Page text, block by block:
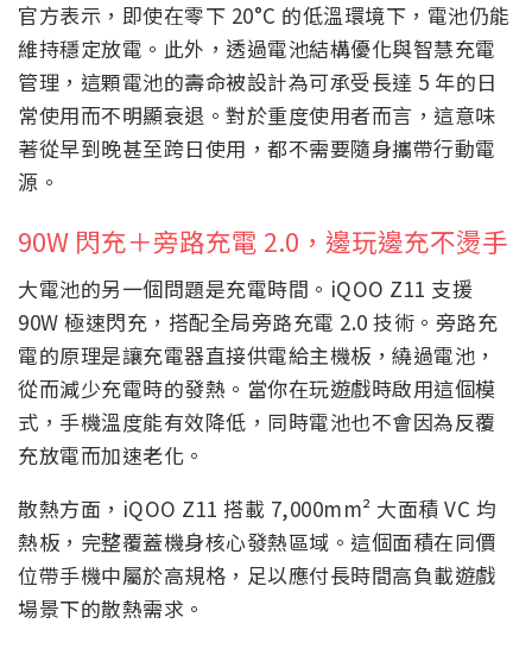
官方表示，即使在零下 20°C 的低溫環境下，電池仍能
維持穩定放電。此外，透過電池結構優化與智慧充電
管理，這顆電池的壽命被設計為可承受長達 5 年的日
常使用而不明顯衰退。對於重度使用者而言，這意味
著從早到晚甚至跨日使用，都不需要隨身攜帶行動電
源。
90W 閃充＋旁路充電 2.0，邊玩邊充不燙手
大電池的另一個問題是充電時間。iQOO Z11 支援
90W 極速閃充，搭配全局旁路充電 2.0 技術。旁路充
電的原理是讓充電器直接供電給主機板，繞過電池，
從而減少充電時的發熱。當你在玩遊戲時啟用這個模
式，手機溫度能有效降低，同時電池也不會因為反覆
充放電而加速老化。
散熱方面，iQOO Z11 搭載 7,000mm² 大面積 VC 均
熱板，完整覆蓋機身核心發熱區域。這個面積在同價
位帶手機中屬於高規格，足以應付長時間高負載遊戲
場景下的散熱需求。